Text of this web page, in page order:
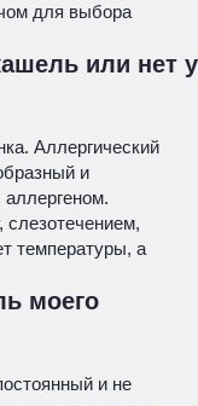
для выбора
или нет у
Аллергический
и
аллергеном.
температуры, а
моего
и не